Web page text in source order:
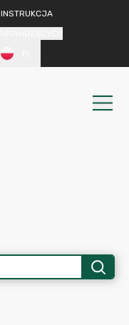
INSTRUKCJA